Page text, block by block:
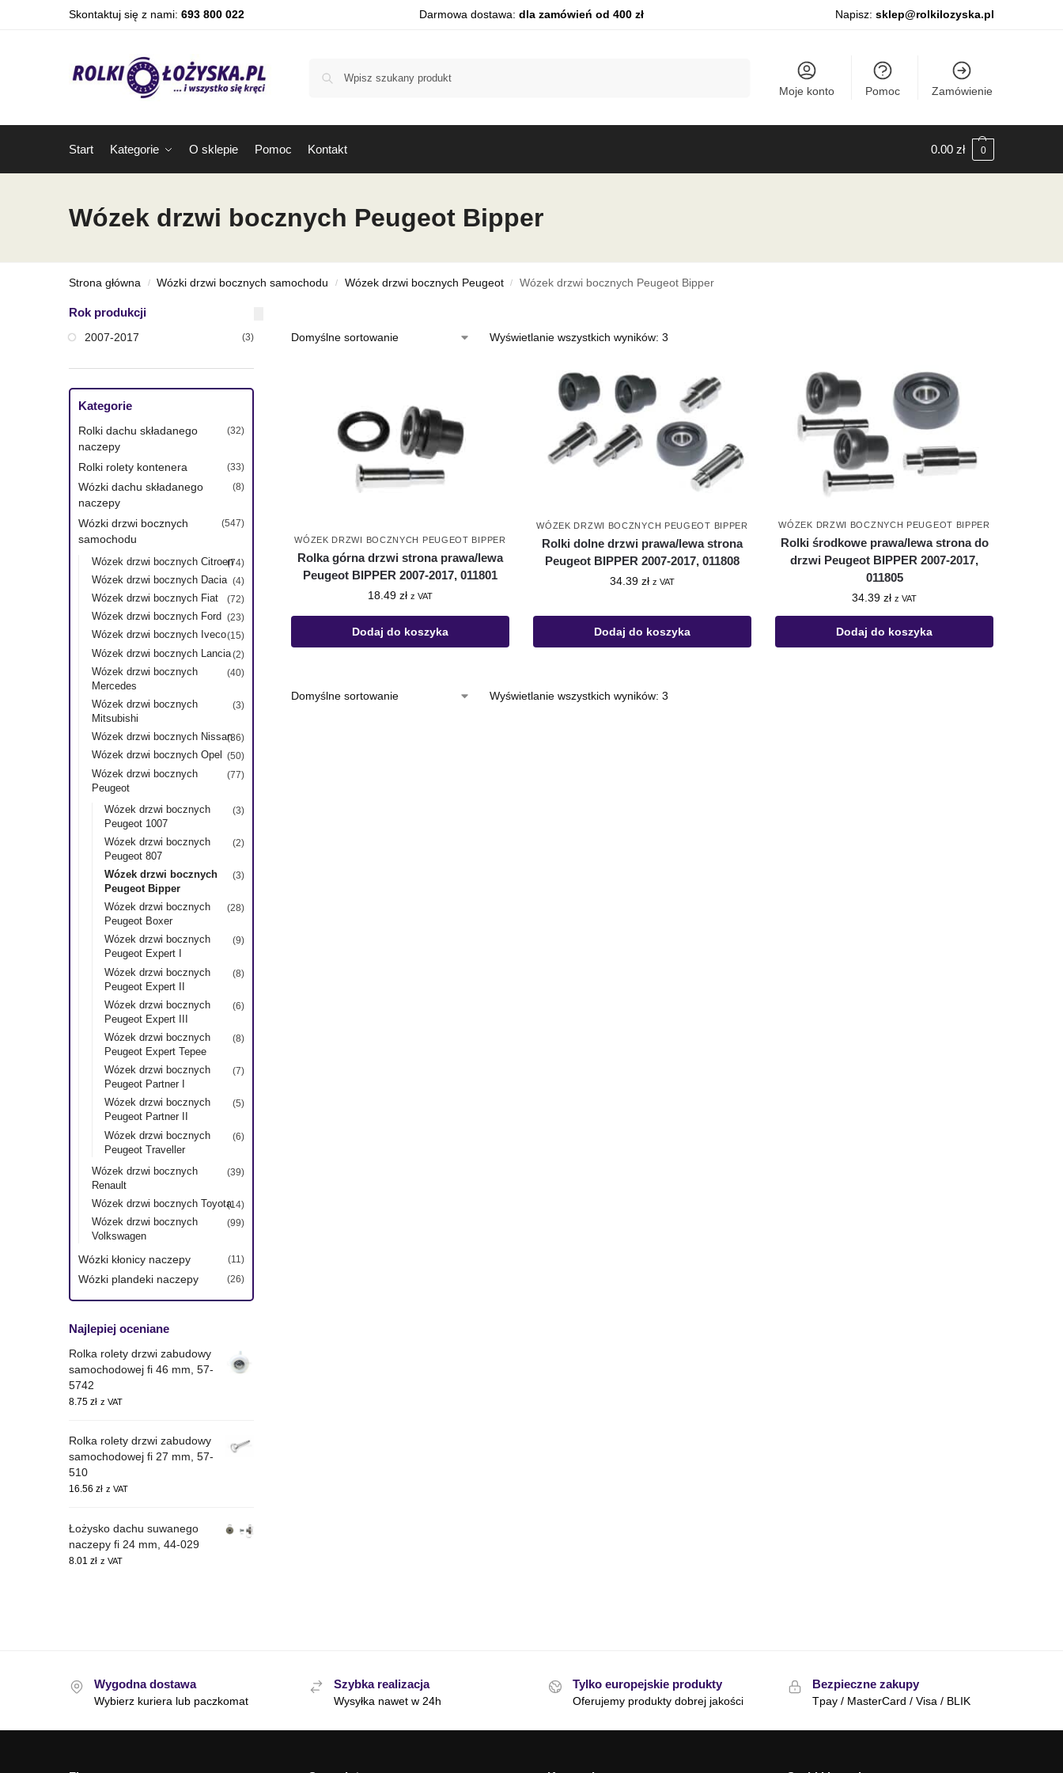
Skontaktuj się z nami: 693 800 022 Darmowa dostawa: dla zamówień od 400 zł Napisz: sklep@rolkilozyska.pl
Moje konto Pomoc Zamówienie
Start Kategorie O sklepie Pomoc Kontakt 0.00 zł 0
Wózek drzwi bocznych Peugeot Bipper
Strona główna / Wózki drzwi bocznych samochodu / Wózek drzwi bocznych Peugeot / Wózek drzwi bocznych Peugeot Bipper
Wyświetlanie wszystkich wyników: 3
WÓZEK DRZWI BOCZNYCH PEUGEOT BIPPER
Rolka górna drzwi strona prawa/lewa
Peugeot BIPPER 2007-2017, 011801
18.49 zł z VAT
Dodaj do koszyka
WÓZEK DRZWI BOCZNYCH PEUGEOT BIPPER
Rolki dolne drzwi prawa/lewa strona
Peugeot BIPPER 2007-2017, 011808
34.39 zł z VAT
Dodaj do koszyka
WÓZEK DRZWI BOCZNYCH PEUGEOT BIPPER
Rolki środkowe prawa/lewa strona do
drzwi Peugeot BIPPER 2007-2017,
011805
34.39zł z VAT
Dodaj do koszyka
Wyświetlanie wszystkich wyników: 3
Rok produkcji
2007-2017 (3)
Kategorie
Rolki dachu składanego
naczepy
(32)
Rolki rolety kontenera (33)
Wózki dachu składanego
naczepy
(8)
Wózki drzwi bocznych
samochodu
(547)
Wózek drzwi bocznych Citroen(74)
Wózek drzwi bocznych Dacia (4)
Wózek drzwi bocznych Fiat (72)
Wózek drzwi bocznych Ford (23)
Wózek drzwi bocznych Iveco(15)
Wózek drzwi bocznych Lancia(2)
Wózek drzwi bocznych
Mercedes
(40)
Wózek drzwi bocznych
Mitsubishi
(3)
Wózek drzwi bocznych Nissan(36)
Wózek drzwi bocznych Opel (50)
Wózek drzwi bocznych
Peugeot
(77)
Wózek drzwi bocznych
Peugeot 1007
(3)
Wózek drzwi bocznych
Peugeot 807
(2)
Wózek drzwi bocznych
Peugeot Bipper
(3)
Wózek drzwi bocznych
Peugeot Boxer
(28)
Wózek drzwi bocznych
Peugeot Expert I
(9)
Wózek drzwi bocznych
Peugeot Expert II
(8)
Wózek drzwi bocznych
Peugeot Expert III
(6)
Wózek drzwi bocznych
Peugeot Expert Tepee
(8)
Wózek drzwi bocznych
Peugeot Partner I
(7)
Wózek drzwi bocznych
Peugeot Partner II
(5)
Wózek drzwi bocznych
Peugeot Traveller
(6)
Wózek drzwi bocznych
Renault
(39)
Wózek drzwi bocznych Toyota(14)
Wózek drzwi bocznych
Volkswagen
(99)
Wózki kłonicy naczepy (11)
Wózki plandeki naczepy (26)
Najlepiej oceniane
Rolka rolety drzwi zabudowy
samochodowej fi 46 mm, 57-
5742
8.75 zł z VAT
Rolka rolety drzwi zabudowy
samochodowej fi 27 mm, 57-
510
16.56 zł z VAT
Łożysko dachu suwanego
naczepy fi 24 mm, 44-029
8.01 zł z VAT
Wygodna dostawa
Wybierz kuriera lub paczkomat
Szybka realizacja
Wysyłka nawet w 24h
Tylko europejskie produkty
Oferujemy produkty dobrej jakości
Bezpieczne zakupy
Tpay / MasterCard / Visa / BLIK